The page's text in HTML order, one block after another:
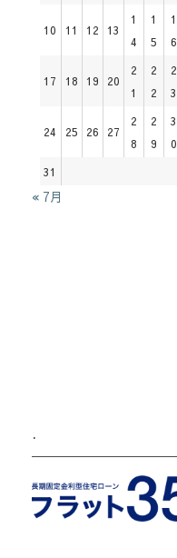
10 11 12 13
1
4
1
5
1
6
17 18 19 20
2
1
2
2
2
3
24 25 26 27
2
8
2
9
3
0
31
« 7月
.